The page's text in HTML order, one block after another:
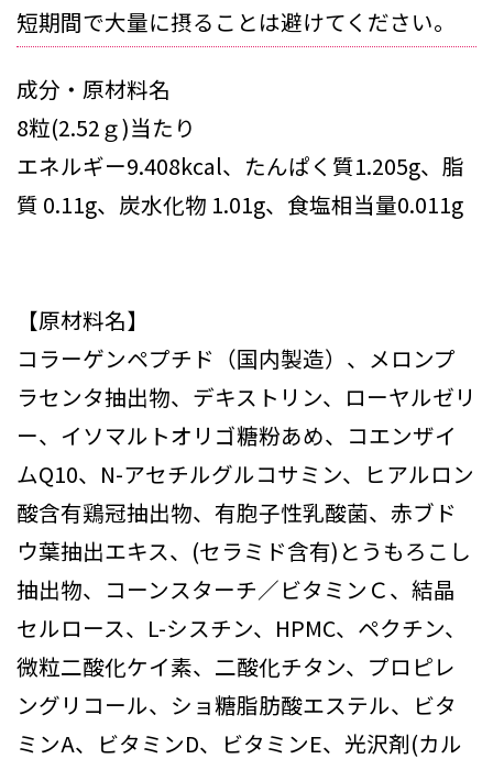
短期間で大量に摂ることは避けてください。
成分・原材料名
8粒(2.52ｇ)当たり
エネルギー9.408kcal、たんぱく質1.205g、脂
質 0.11g、炭水化物 1.01g、食塩相当量0.011g
【原材料名】
コラーゲンペプチド（国内製造）、メロンプ
ラセンタ抽出物、デキストリン、ローヤルゼリ
ー、イソマルトオリゴ糖粉あめ、コエンザイ
ムQ10、N-アセチルグルコサミン、ヒアルロン
酸含有鶏冠抽出物、有胞子性乳酸菌、赤ブド
ウ葉抽出エキス、(セラミド含有)とうもろこし
抽出物、コーンスターチ／ビタミンＣ、結晶
セルロース、L-シスチン、HPMC、ペクチン、
微粒二酸化ケイ素、二酸化チタン、プロピレ
ングリコール、ショ糖脂肪酸エステル、ビタ
ミンA、ビタミンD、ビタミンE、光沢剤(カル